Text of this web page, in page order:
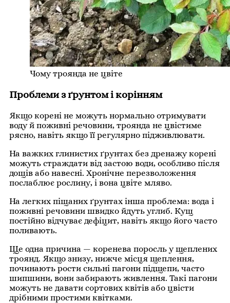
Чому троянда не цвіте
Проблеми з ґрунтом і корінням
Якщо корені не можуть нормально отримувати
воду й поживні речовини, троянда не цвістиме
рясно, навіть якщо її регулярно підживлювати.
На важких глинистих ґрунтах без дренажу корені
можуть страждати від застою води, особливо після
дощів або навесні. Хронічне перезволоження
послаблює рослину, і вона цвіте мляво.
На легких піщаних ґрунтах інша проблема: вода і
поживні речовини швидко йдуть углиб. Кущ
постійно відчуває дефіцит, навіть якщо його часто
поливають.
Ще одна причина — коренева поросль у щеплених
троянд. Якщо знизу, нижче місця щеплення,
починають рости сильні пагони підщепи, часто
шипшини, вони забирають живлення. Такі пагони
можуть не давати сортових квітів або цвісти
дрібними простими квітками.